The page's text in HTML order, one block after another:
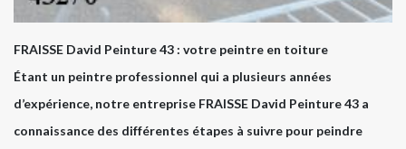
FRAISSE David Peinture 43 : votre peintre en toiture
Étant un peintre professionnel qui a plusieurs années
d’expérience, notre entreprise FRAISSE David Peinture 43 a
connaissance des différentes étapes à suivre pour peindre